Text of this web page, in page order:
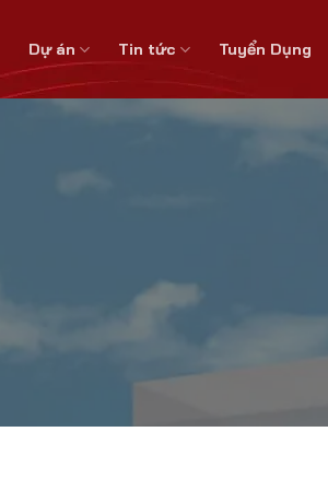
Dự án Tin tức Tuyển Dụng